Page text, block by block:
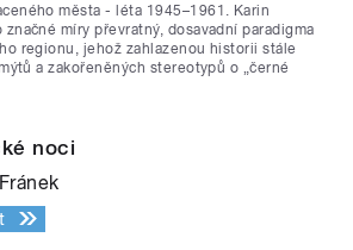
města - léta 1945–1961. Karin
míry převratný, dosavadní paradigma
regionu, jehož zahlazenou historii stále
a zakořeněných stereotypů o „černé
noci